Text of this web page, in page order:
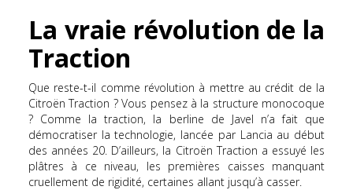
La vraie révolution de la
Traction
Que reste-t-il comme révolution à mettre au crédit de la
Citroën Traction ? Vous pensez à la structure monocoque
? Comme la traction, la berline de Javel n’a fait que
démocratiser la technologie, lancée par Lancia au début
des années 20. D’ailleurs, la Citroën Traction a essuyé les
plâtres à ce niveau, les premières caisses manquant
cruellement de rigidité, certaines allant jusqu’à casser.